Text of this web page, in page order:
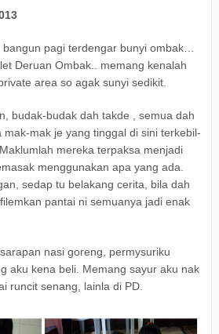
pagi terdengar bunyi ombak…
Deruan Ombak.. memang kenalah
area so agak sunyi sedikit.
budak-budak dah takde , semua dah
mak-mak je yang tinggal di sini terkebil-
mereka terpaksa menjadi
menggunakan apa yang ada.
sedap tu belakang cerita, bila dah
pantai ni semuanya jadi enak
nasi goreng, permysuriku
aku kena beli. Memang sayur aku nak
runcit senang, lainla di PD.